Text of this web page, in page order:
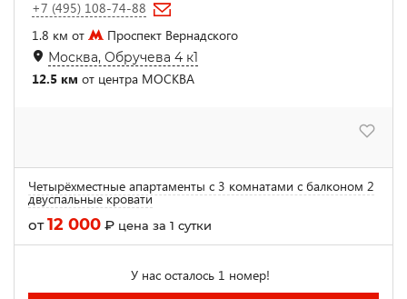
+7 (495) 108-74-88
1.8 км от
Проспект Вернадского
Москва, Обручева 4 к1
12.5 км от центра МОСКВА
Четырёхместные апартаменты с 3 комнатами с балконом 2
двуспальные кровати
от12 000 ₽ цена за 1 сутки
У нас осталось 1 номер!